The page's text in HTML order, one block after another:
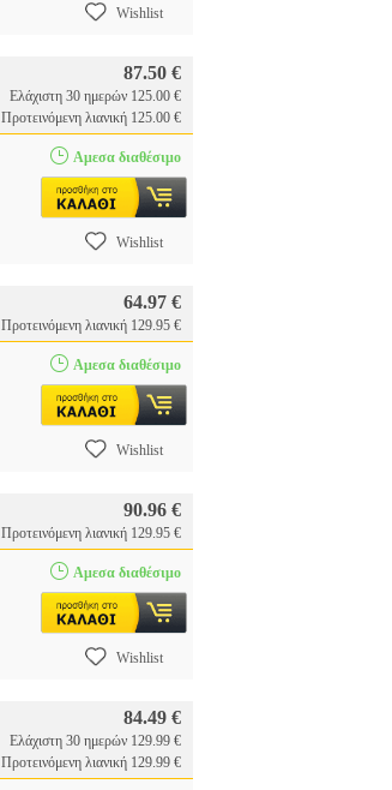
Wishlist
87.50 €
Ελάχιστη 30 ημερών 125.00 €
Προτεινόμενη λιανική 125.00 €
Αμεσα διαθέσιμο
Wishlist
64.97 €
Προτεινόμενη λιανική 129.95 €
Αμεσα διαθέσιμο
Wishlist
90.96 €
Προτεινόμενη λιανική 129.95 €
Αμεσα διαθέσιμο
Wishlist
84.49 €
Ελάχιστη 30 ημερών 129.99 €
Προτεινόμενη λιανική 129.99 €